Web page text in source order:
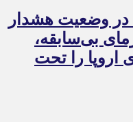
در وضعیت هشدار
بی‌سابقه،
را تحت